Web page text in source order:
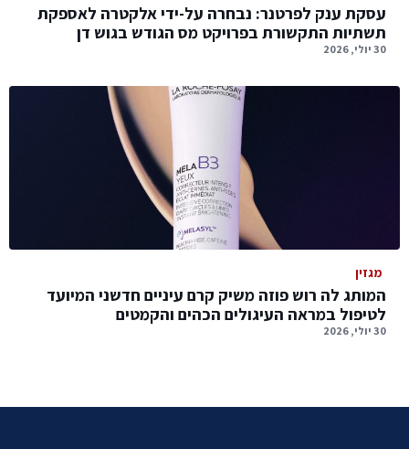
עסקת ענק לפרטנר: נבחרה על-ידי אלקטרה לאספקת
תשתיות התקשורת בפרויקט מס הגודש בגוש דן
30 יולי, 2026
מגזין
המותג לה רוש פוזה משיק קרם עיניים חדשני המיועד
לטיפול במראה העיגולים הכהים והקמטים
30 יולי, 2026